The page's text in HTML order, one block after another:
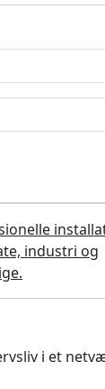
industri og
i et